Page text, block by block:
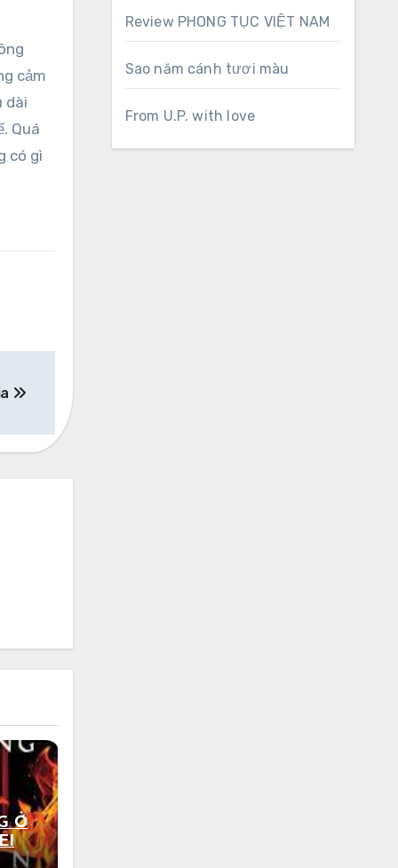
cảm
dài
Quá
có gì
Ở
Review PHONG TỤC VIỆT NAM
Sao năm cánh tươi màu
From U.P. with love